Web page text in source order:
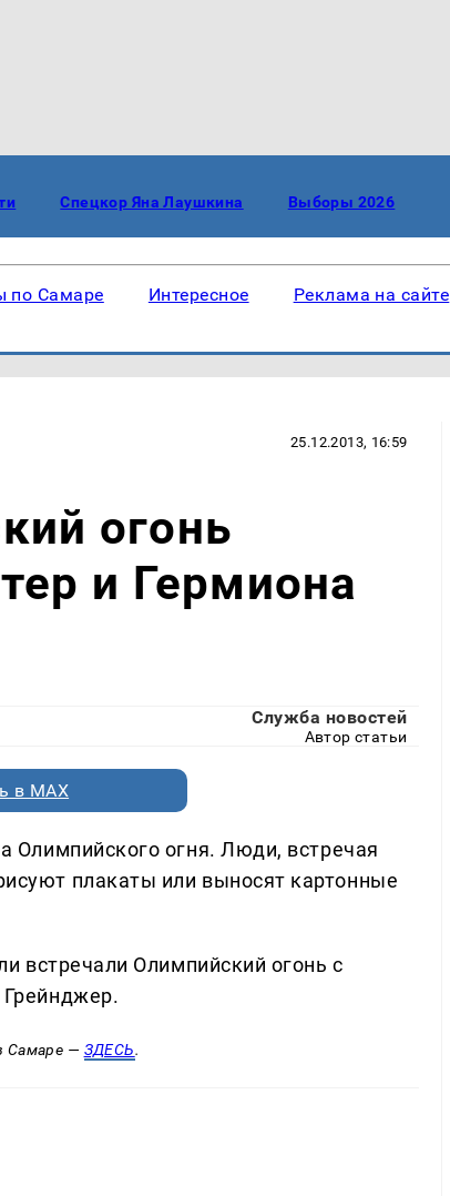
Спецкор Яна Лаушкина Выборы 2026
по Самаре Интересное Реклама на сайте
25.12.2013, 16:59
огонь
и Гермиона
Служба новостей
Автор статьи
в MAX
Олимпийского огня. Люди, встречая
плакаты или выносят картонные
встречали Олимпийский огонь с
Грейнджер.
Самаре — ЗДЕСЬ.